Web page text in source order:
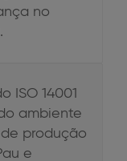
no
ISO 14001
ambiente
produção
e